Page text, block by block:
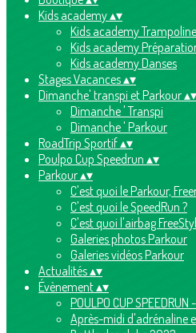
Kids academy▴▾
Kids academy
Kids academy
Kids academy Danses
Stages Vacances▴▾
Dimanche' transpi et Parkour▴▾
Dimanche ' Transpi
Dimanche ' Parkour
RoadTrip Sportif▴▾
Poulpo Cup Speedrun ▴▾
Parkour▴▾
C'est quoi le Parkour,
C'est quoi le SpeedRun ?
C'est quoi l'airbag
Galeries photos Parkour
Galeries vidéos Parkour
Actualités▴▾
Évènement▴▾
POULPO CUP
Après-midi d'adrénaline